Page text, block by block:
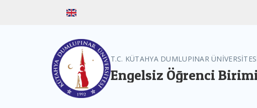
T.C. KÜTAHYA DUMLUPINAR
Engelsiz Öğrenci